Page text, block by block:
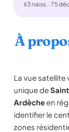
63 naiss. · 75
À
La vue
unique de
Ardècheen
identifier le
zones